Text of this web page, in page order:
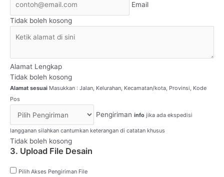
Email
Tidak boleh kosong
Alamat Lengkap
Tidak boleh kosong
Alamat sesuai Masukkan : Jalan, Kelurahan, Kecamatan/kota, Provinsi, Kode
Pos
Pengiriman infojika ada ekspedisi
langganan silahkan cantumkan keterangan di catatan khusus
Tidak boleh kosong
3. Upload File Desain
Pilih Akses Pengiriman File